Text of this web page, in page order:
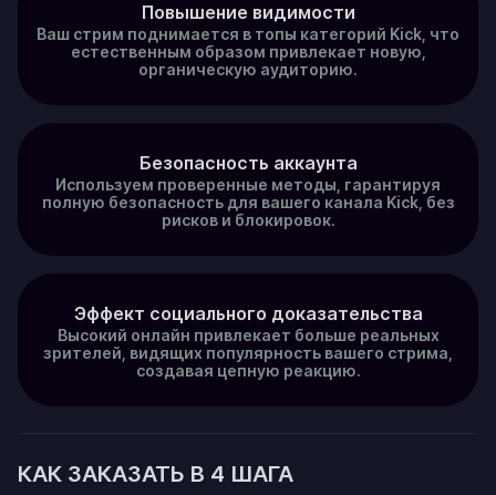
Повышение видимости
Ваш стрим поднимается в топы категорий Kick, что
естественным образом привлекает новую,
органическую аудиторию.
Безопасность аккаунта
Используем проверенные методы, гарантируя
полную безопасность для вашего канала Kick, без
рисков и блокировок.
Эффект социального доказательства
Высокий онлайн привлекает больше реальных
зрителей, видящих популярность вашего стрима,
создавая цепную реакцию.
КАК ЗАКАЗАТЬ В 4 ШАГА